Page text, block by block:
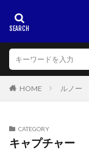
HOME ルノー
CATEGORY
キャプチャー